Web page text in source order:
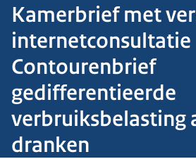
Kamerbrief met
internetconsultatie
Contourenbrief
gedifferentieerde
verbruiksbelasting
dranken